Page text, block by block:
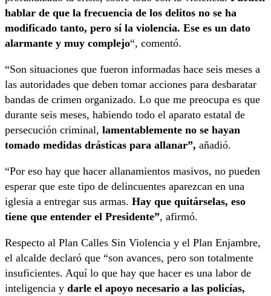
hablar de que la frecuencia de los delitos no se ha
modificado tanto, pero sí la violencia. Ese es un dato
alarmante y muy complejo“, comentó.
“Son situaciones que fueron informadas hace seis meses a
las autoridades que deben tomar acciones para desbaratar
bandas de crimen organizado. Lo que me preocupa es que
durante seis meses, habiendo todo el aparato estatal de
persecución criminal, lamentablemente no se hayan
tomado medidas drásticas para allanar”, añadió.
“Por eso hay que hacer allanamientos masivos, no pueden
esperar que este tipo de delincuentes aparezcan en una
iglesia a entregar sus armas. Hay que quitárselas, eso
tiene que entender el Presidente”, afirmó.
Respecto al Plan Calles Sin Violencia y el Plan Enjambre,
el alcalde declaró que “son avances, pero son totalmente
insuficientes. Aquí lo que hay que hacer es una labor de
inteligencia y darle el apoyo necesario a las policías,